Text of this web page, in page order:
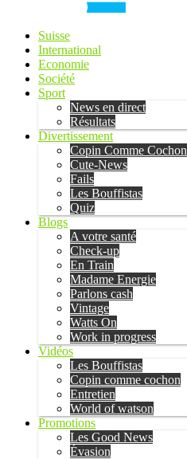
Suisse
International
Economie
Société
Sport
News en direct
Résultats
Divertissement
Copin Comme Cochon
Cute-News
Fails
Les Bouffistas
Quiz
Blogs
A votre santé
Check-up
En Train
Madame Energie
Parlons cash
Vintage
Watts On
Work in progress
Vidéos
Les Bouffistas
Copin comme cochon
Entretien
World of watson
Promotions
Les Good News
Évasion